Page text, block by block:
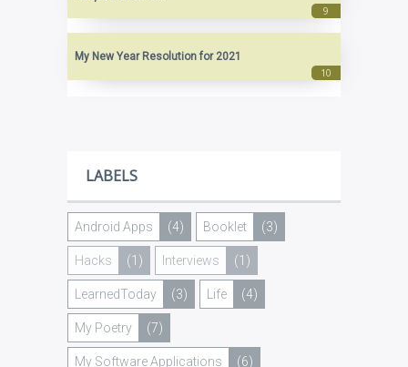
My New Year Resolution for 2021
LABELS
Android Apps (4) Booklet (3)
Hacks (1) Interviews (1)
LearnedToday (3) Life (4)
My Poetry (7)
My Software Applications (6)